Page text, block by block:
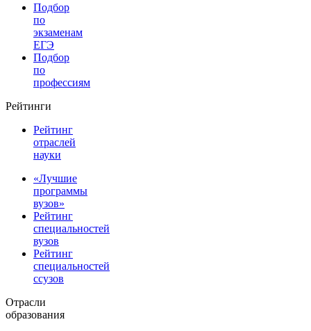
Подбор
по
экзаменам
ЕГЭ
Подбор
по
профессиям
Рейтинги
Рейтинг
отраслей
науки
«Лучшие
программы
вузов»
Рейтинг
специальностей
вузов
Рейтинг
специальностей
ссузов
Отрасли
образования